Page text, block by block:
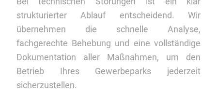
strukturierter Ablauf entscheidend. Wir
übernehmen die schnelle Analyse,
fachgerechte Behebung und eine vollständige
Dokumentation aller Maßnahmen, um den
Betrieb Ihres Gewerbeparks jederzeit
sicherzustellen.